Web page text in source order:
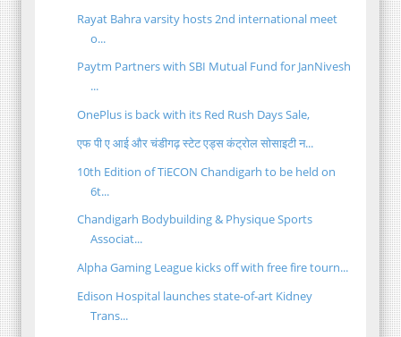
Rayat Bahra varsity hosts 2nd international meet
o...
Paytm Partners with SBI Mutual Fund for JanNivesh
...
OnePlus is back with its Red Rush Days Sale,
एफ पी ए आई और चंडीगढ़ स्टेट एड्स कंट्रोल सोसाइटी न...
10th Edition of TiECON Chandigarh to be held on
6t...
Chandigarh Bodybuilding & Physique Sports
Associat...
Alpha Gaming League kicks off with free fire tourn...
Edison Hospital launches state-of-art Kidney
Trans...